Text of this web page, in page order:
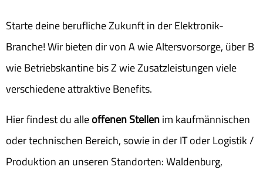
Starte deine berufliche Zukunft in der Elektronik-
Branche! Wir bieten dir von A wie Altersvorsorge, über B
wie Betriebskantine bis Z wie Zusatzleistungen viele
verschiedene attraktive Benefits.
Hier findest du alleoffenen Stellenim kaufmännischen
oder technischen Bereich, sowie in der IT oder Logistik /
Produktion an unseren Standorten: Waldenburg,